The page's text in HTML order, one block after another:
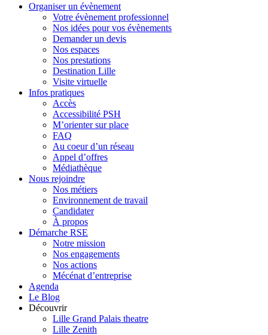
new
window
new
window
window
window
Organiser un évènement
Votre évènement professionnel
Nos idées pour vos évènements
Demander un devis
Nos espaces
Nos prestations
Destination Lille
Visite virtuelle
Infos pratiques
Accès
Accessibilité PSH
M’orienter sur place
FAQ
Au coeur d’un réseau
Appel d’offres
Médiathèque
Nous rejoindre
Nos métiers
Environnement de travail
Candidater
À propos
Démarche RSE
Notre mission
Nos engagements
Nos actions
Mécénat d’entreprise
Agenda
Le Blog
Découvrir
Lille Grand Palais theatre
Lille Zenith